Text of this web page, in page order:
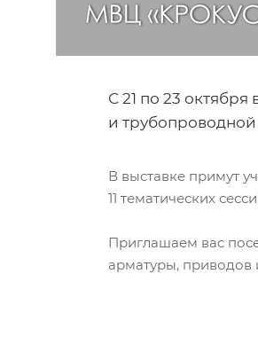
С 21 по 23
и
В выставке примут
11 тематических
Приглашаем вас
арматуры, приводов